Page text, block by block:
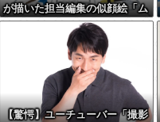
が描いた担当編集の似顔絵「ム
ダに東大卒」
【驚愕】ユーチューバー「撮影